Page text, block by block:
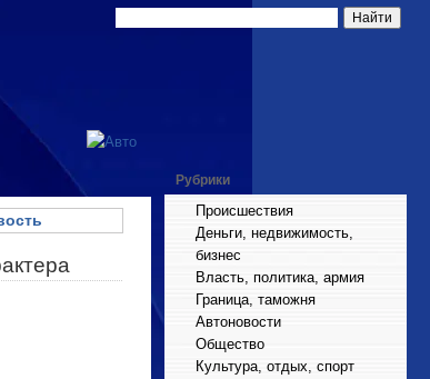
Рубрики
Происшествия
Деньги, недвижимость,
бизнес
Власть, политика, армия
Граница, таможня
Автоновости
Общество
Культура, отдых, спорт